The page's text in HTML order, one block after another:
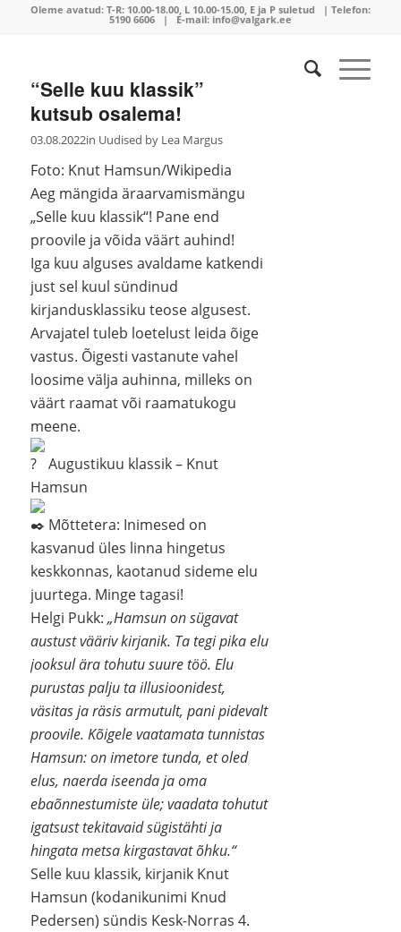
Oleme avatud: T-R: 10.00-18.00, L 10.00-15.00, E ja P suletud | Telefon:
5190 6606| E-mail: info@valgark.ee
“Selle kuu klassik”
kutsub osalema!
03.08.2022in Uudised by Lea Margus
Foto: Knut Hamsun/Wikipedia
Aeg mängida äraarvamismängu
„Selle kuu klassik“! Pane end
proovile ja võida väärt auhind!
Iga kuu alguses avaldame katkendi
just sel kuul sündinud
kirjandusklassiku teose algusest.
Arvajatel tuleb loetelust leida õige
vastus. Õigesti vastanute vahel
loosime välja auhinna, milleks on
väärt raamat või raamatukogu
meene.
Augustikuu klassik – Knut
Hamsun
Mõttetera: Inimesed on
kasvanud üles linna hingetus
keskkonnas, kaotanud sideme elu
juurtega. Minge tagasi!
Helgi Pukk: „Hamsun on sügavat
austust vääriv kirjanik. Ta tegi pika elu
jooksul ära tohutu suure töö. Elu
purustas palju ta illusioonidest,
väsitas ja räsis armutult, pani pidevalt
proovile. Kõigele vaatamata tunnistas
Hamsun: on imetore tunda, et oled
elus, naerda iseenda ja oma
ebaõnnestumiste üle; vaadata tohutut
igatsust tekitavaid sügistähti ja
hingata metsa kirgastavat õhku.“
Selle kuu klassik, kirjanik Knut
Hamsun (kodanikunimi Knud
Pedersen) sündis Kesk-Norras 4.